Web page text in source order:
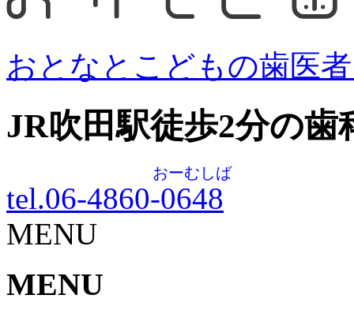
おとなとこどもの歯医
JR吹田駅徒歩2分の歯
tel.06-4860-0648
おーむしば
MENU
MENU